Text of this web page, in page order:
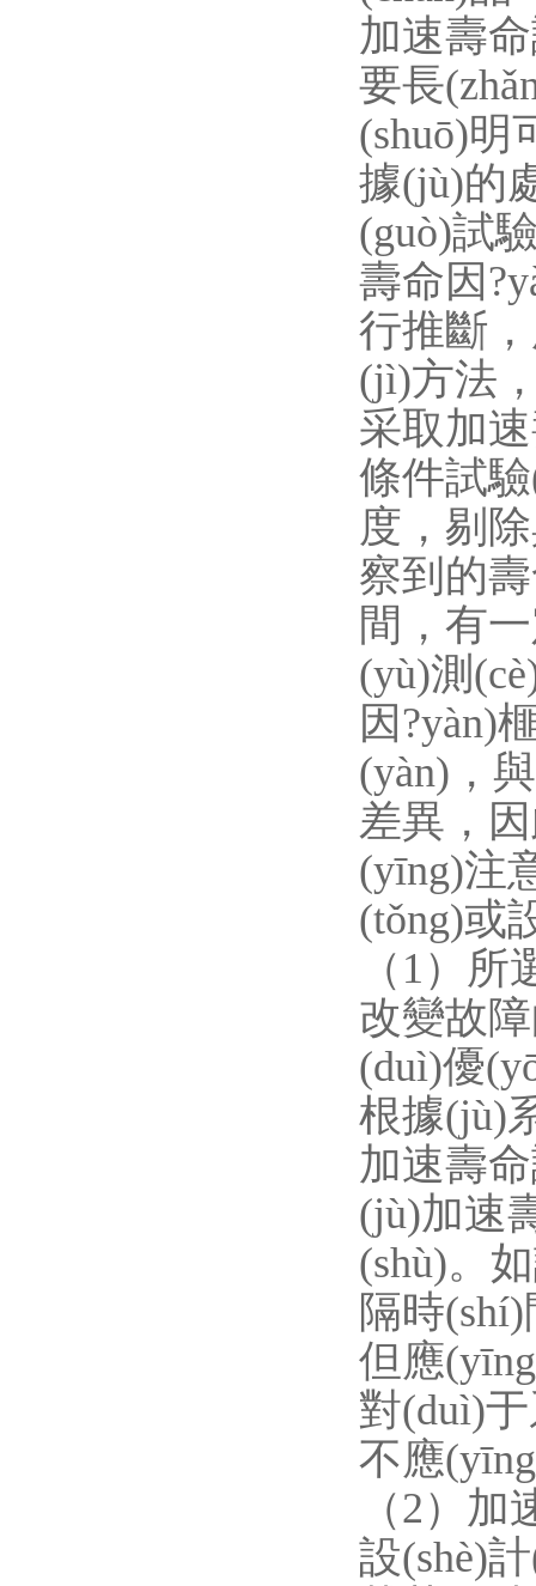
加速壽
要長
(shuō)明
據(jù)的
(guò)試
壽命因
行推斷
(jì)方法
采取加
條件試驗
度，剔除
察到的
間，有
(yù)測
因?yàn)
(yàn)
差異
(yīng)注
(tǒng)或
（1）
改變故
(duì)優
根據(jù)
加速壽命
(jù)加速
(shù)。
隔時(shí)
但應
對(duì)
不應(yīng)
（2）
設(shè)